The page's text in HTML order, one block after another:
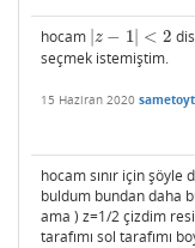
hocam z − 1| < 2
|z −1 |< 2
seçmek istemiştim.
15 Haziran 2020
hocam sınır için
buldum bundan daha
ama ) z=1/2 çizdim
tarafımı sol tarafımı